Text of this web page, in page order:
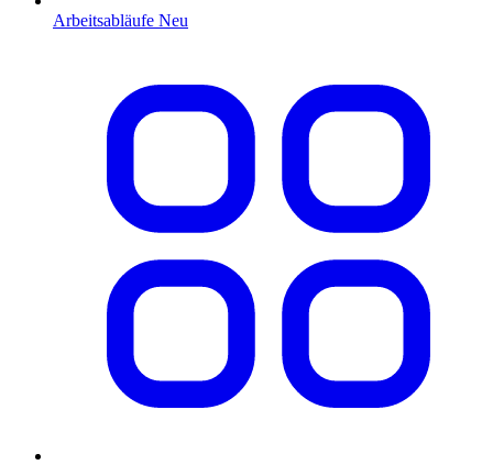
Arbeitsabläufe Neu